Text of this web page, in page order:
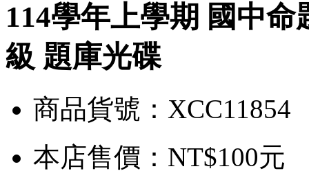
114學年上學期 國中
級 題庫光碟
商品貨號：XCC11854
本店售價： NT$100元